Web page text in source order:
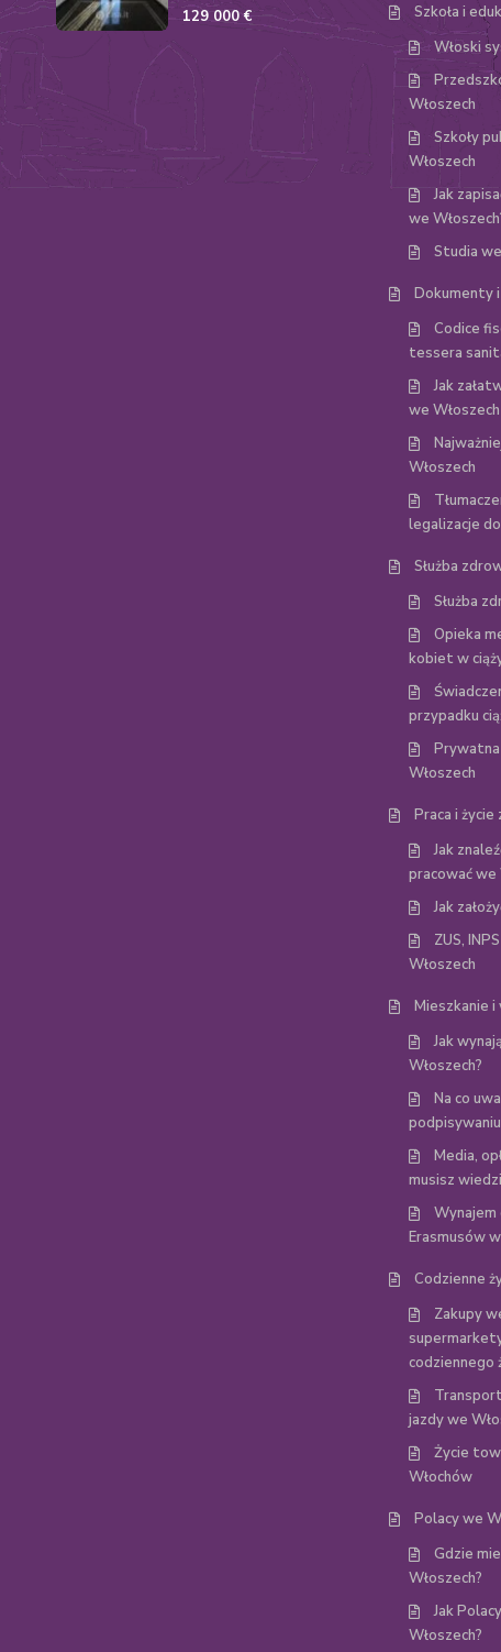
129 000 €
Szkoła i
Włoski
Włoszech
Szkoły
Włoszech
Jak
we
Studia
Dokumenty
Codice
tessera
Jak
we Włoszech
Włoszech
legalizacje
Służba
Służba
Opieka
kobiet w
przypadku
Włoszech
Praca i
Jak
pracować we
Jak
ZUS,
Włoszech
Mieszkanie i
Jak
Włoszech?
Na co
Media,
musisz
Erasmusów
Codzienne
Zakupy
codziennego
jazdy we
Życie
Włochów
Polacy we
Gdzie
Włoszech?
Jak
Włoszech?